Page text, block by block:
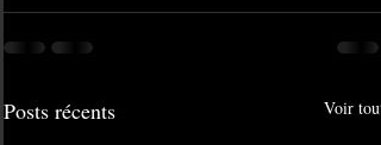
Posts récents Voir tout